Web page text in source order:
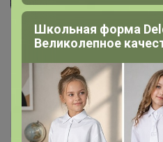
Школьная форма
Великолепное